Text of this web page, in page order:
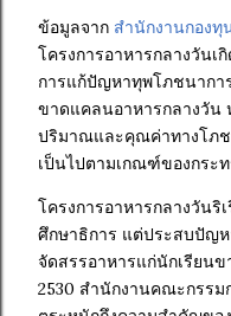
ข้อมูลจาก สำนักงานกองทุ
โครงการอาหารกลางวัน
การแก้ปัญหาทุพโภชนากา
ขาดแคลนอาหารกลางวัน
ปริมาณและคุณค่าทางโภช
เป็นไปตามเกณฑ์ของกระ
โครงการอาหารกลางวันริ
ศึกษาธิการ แต่ประสบปัญ
จัดสรรอาหารแก่นักเรียน
2530 สำนักงานคณะกรรม